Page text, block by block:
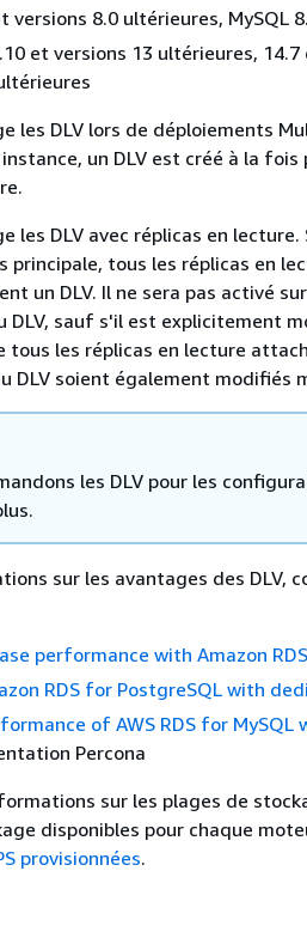
versions 8.0 ultérieures, MySQL
et versions 13 ultérieures,
les DLV lors de déploiements
un DLV est créé à la
les DLV avec réplicas en
principale, tous les réplicas en
un DLV. Il ne sera pas activé
DLV, sauf s'il est explicitement
tous les réplicas en lecture
DLV soient également modifiés
les DLV pour les
sur les avantages des DLV,
performance with Amazon
RDS for PostgreSQL with
of AWS RDS for
Percona
sur les plages de
disponibles pour chaque
provisionnées.